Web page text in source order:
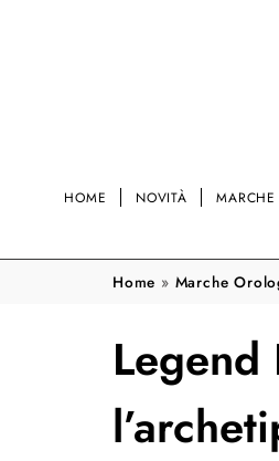
HOME NOVITÀ MARCHE
Home » Marche